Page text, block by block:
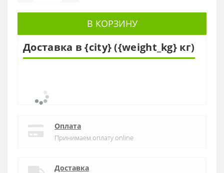
В КОРЗИНУ
Доставка в {city} ({weight_kg} кг)
Оплата
Принимаем оплату online
Доставка